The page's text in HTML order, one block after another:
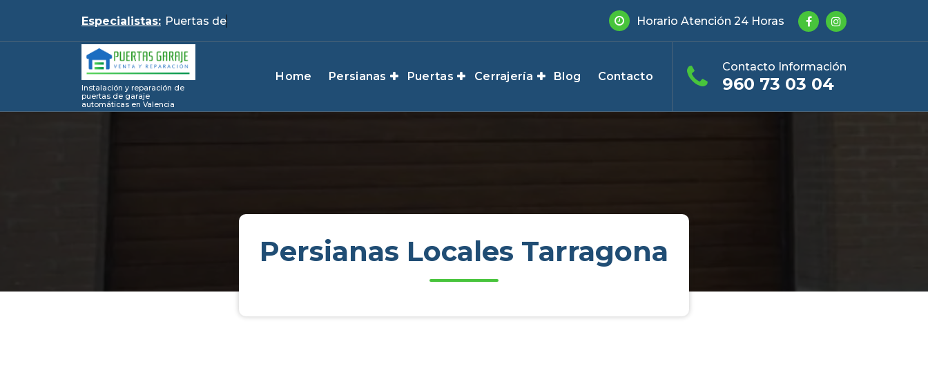
content
Especialistas: Horario Atención 24 Horas
Instalación y reparación de
puertas de garaje
automáticas en Valencia
Home Persianas Puertas Cerrajería Blog Contacto
Contacto Información
960 73 03 04
Persianas Locales Tarragona